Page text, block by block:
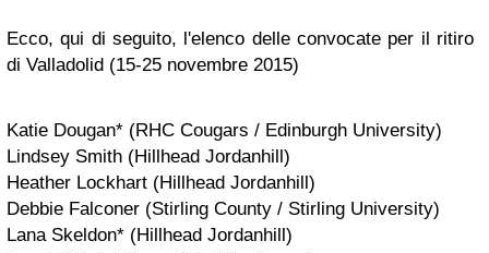
Ecco, qui di seguito, l'elenco delle convocate per il ritiro
di Valladolid (15-25 novembre 2015)
Katie Dougan* (RHC Cougars / Edinburgh University)
Lindsey Smith (Hillhead Jordanhill)
Heather Lockhart (Hillhead Jordanhill)
Debbie Falconer (Stirling County / Stirling University)
Lana Skeldon* (Hillhead Jordanhill)